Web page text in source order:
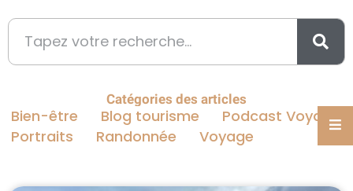
Catégories des articles
Bien-être Blog tourisme
Podcast Voyage
Portraits
Randonnée Voyage